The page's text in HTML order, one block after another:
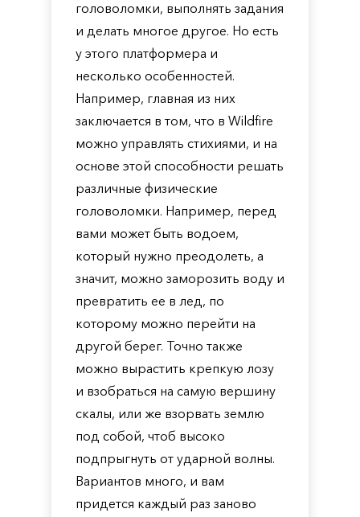
головоломки, выполнять задания
и делать многое другое. Но есть
у этого платформера и
несколько особенностей.
Например, главная из них
заключается в том, что в Wildfire
можно управлять стихиями, и на
основе этой способности решать
различные физические
головоломки. Например, перед
вами может быть водоем,
который нужно преодолеть, а
значит, можно заморозить воду и
превратить ее в лед, по
которому можно перейти на
другой берег. Точно также
можно вырастить крепкую лозу
и взобраться на самую вершину
скалы, или же взорвать землю
под собой, чтоб высоко
подпрыгнуть от ударной волны.
Вариантов много, и вам
придется каждый раз заново